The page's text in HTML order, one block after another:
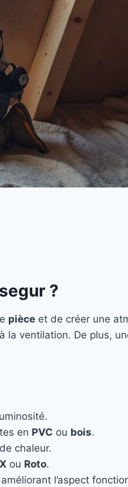
?
pièce et de créer une
la ventilation. De plus,
en PVC ou bois.
chaleur.
ou Roto.
l’aspect